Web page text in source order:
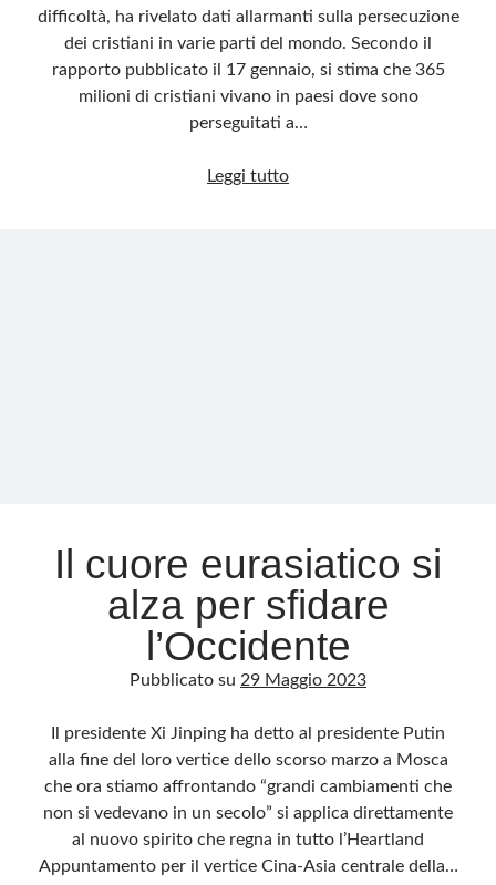
difficoltà, ha rivelato dati allarmanti sulla persecuzione
dei cristiani in varie parti del mondo. Secondo il
rapporto pubblicato il 17 gennaio, si stima che 365
milioni di cristiani vivano in paesi dove sono
perseguitati a…
Leggi tuttoL’inquietante
Il cuore eurasiatico si
alza per sfidare
l’Occidente
Pubblicato su 29 Maggio 2023
Il presidente Xi Jinping ha detto al presidente Putin
alla fine del loro vertice dello scorso marzo a Mosca
che ora stiamo affrontando “grandi cambiamenti che
non si vedevano in un secolo” si applica direttamente
al nuovo spirito che regna in tutto l’Heartland
Appuntamento per il vertice Cina-Asia centrale della…